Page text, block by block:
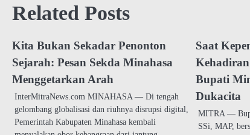
Related Posts
Kita Bukan Sekadar Penonton
Sejarah: Pesan Sekda Minahasa
Menggetarkan Arah
InterMitraNews.com MINAHASA — Di tengah
gelombang globalisasi dan riuhnya disrupsi digital,
Pemerintah Kabupaten Minahasa kembali
Saat
Bupati
Dukacita
MITRA —
SSi, MAP,